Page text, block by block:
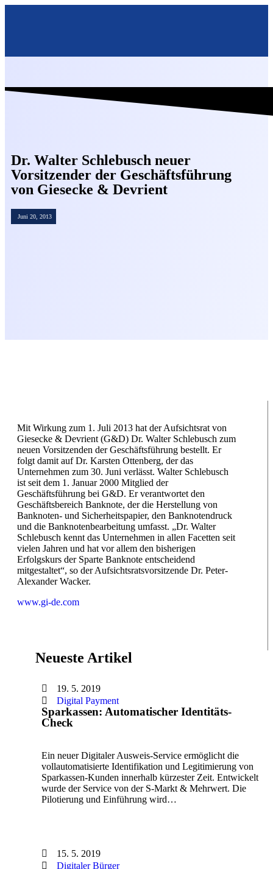
Dr. Walter Schlebusch neuer
Vorsitzender der Geschäftsführung
von Giesecke & Devrient
Juni 20, 2013
Mit Wirkung zum 1. Juli 2013 hat der Aufsichtsrat von
Giesecke & Devrient (G&D) Dr. Walter Schlebusch zum
neuen Vorsitzenden der Geschäftsführung bestellt. Er
folgt damit auf Dr. Karsten Ottenberg, der das
Unternehmen zum 30. Juni verlässt. Walter Schlebusch
ist seit dem 1. Januar 2000 Mitglied der
Geschäftsführung bei G&D. Er verantwortet den
Geschäftsbereich Banknote, der die Herstellung von
Banknoten- und Sicherheitspapier, den Banknotendruck
und die Banknotenbearbeitung umfasst. „Dr. Walter
Schlebusch kennt das Unternehmen in allen Facetten seit
vielen Jahren und hat vor allem den bisherigen
Erfolgskurs der Sparte Banknote entscheidend
mitgestaltet“, so der Aufsichtsratsvorsitzende Dr. Peter-
Alexander Wacker.
www.gi-de.com
Neueste Artikel
19. 5. 2019
Digital Payment
Sparkassen: Automatischer Identitäts-
Check
Ein neuer Digitaler Ausweis-Service ermöglicht die
vollautomatisierte Identifikation und Legitimierung von
Sparkassen-Kunden innerhalb kürzester Zeit. Entwickelt
wurde der Service von der S-Markt & Mehrwert. Die
Pilotierung und Einführung wird…
15. 5. 2019
Digitaler Bürger